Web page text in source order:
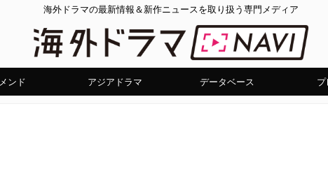
海外ドラマの最新情報＆新作ニュースを取り扱う専門メディア
ンド アジアドラマ データベース